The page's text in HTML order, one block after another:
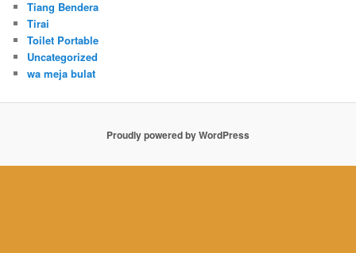
Tiang Bendera
Tirai
Toilet Portable
Uncategorized
wa meja bulat
Proudly powered by WordPress